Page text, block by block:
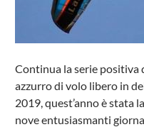
Continua la serie
azzurro di volo libero in
2019, quest’anno è stata
nove entusiasmanti